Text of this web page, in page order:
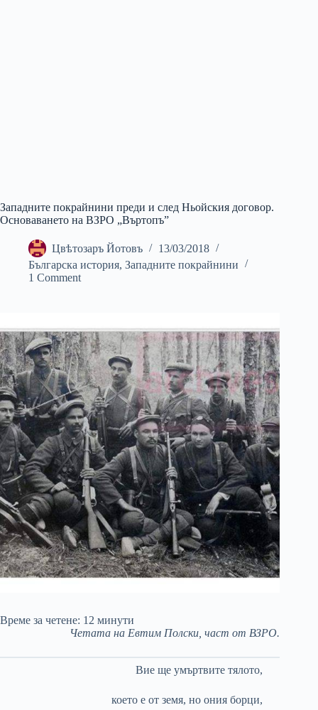
Западните покрайнини преди и след Ньойския договор.
Основаването на ВЗРО „Въртопъ”
Цвѣтозаръ Йотовъ
13/03/2018
Българска история, Западните покрайнини
1 Comment
Време за четене: 12 минути
Четата на Евтим Полски, част от ВЗРО.
Вие ще умъртвите тялото,
което е от земя, но ония борци,